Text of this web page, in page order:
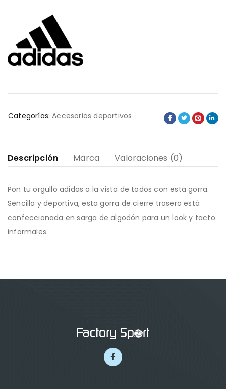
Categorías: Accesorios deportivos
Descripción Marca Valoraciones (0)
Pon tu orgullo adidas a la vista de todos con esta gorra.
Sencilla y deportiva, esta gorra de cierre trasero está
confeccionada en sarga de algodón para un look y tacto
informales.